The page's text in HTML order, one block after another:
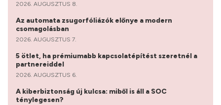
2026. AUGUSZTUS 8.
Az automata zsugorfóliázók előnye a modern
csomagolásban
2026. AUGUSZTUS 7.
5 ötlet, ha prémiumabb kapcsolatépítést szeretnél a
partnereiddel
2026. AUGUSZTUS 6.
A kiberbiztonság új kulcsa: miből is áll a SOC
ténylegesen?